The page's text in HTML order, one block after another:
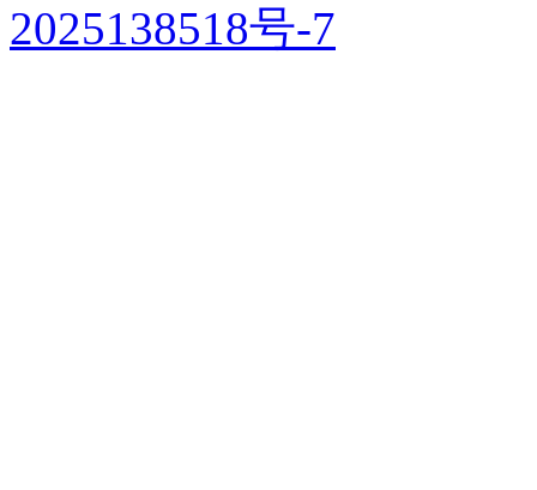
2025138518号-7